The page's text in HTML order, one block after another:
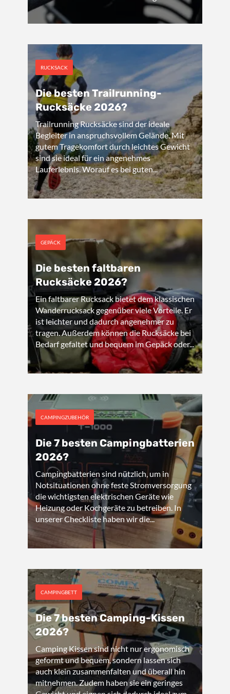
RUCKSACK
Die besten Trailrunning-
Rucksäcke 2026?
Trailrunning Rucksäcke sind der ideale
Begleiter in anspruchsvollem Gelände. Mit
gutem Tragekomfort durch leichtes Gewicht
sind sie ideal für ein angenehmes
Lauferlebnis. Worauf es bei guten...
GEPÄCK
Die besten faltbaren
Rucksäcke 2026?
Ein faltbarer Rucksack bietet dem klassischen
Wanderrucksack gegenüber viele Vorteile. Er
ist leichter und dadurch angenehmer zu
tragen. Außerdem können die Rucksäcke bei
Bedarf gefaltet und bequem im Gepäck oder...
CAMPINGZUBEHÖR
Die 7 besten Campingbatterien
2026?
Campingbatterien sind nützlich, um in
Notsituationen ohne feste Stromversorgung
die wichtigsten elektrischen Geräte wie
Heizung oder Kochgeräte zu betreiben. In
unserer Checkliste haben wir die...
CAMPINGBETT
Die 7 besten Camping-Kissen
2026?
Camping Kissen sind nicht nur ergonomisch
geformt und bequem, sondern lassen sich
auch klein zusammenfalten und überall hin
mitnehmen. Zudem haben sie ein geringes